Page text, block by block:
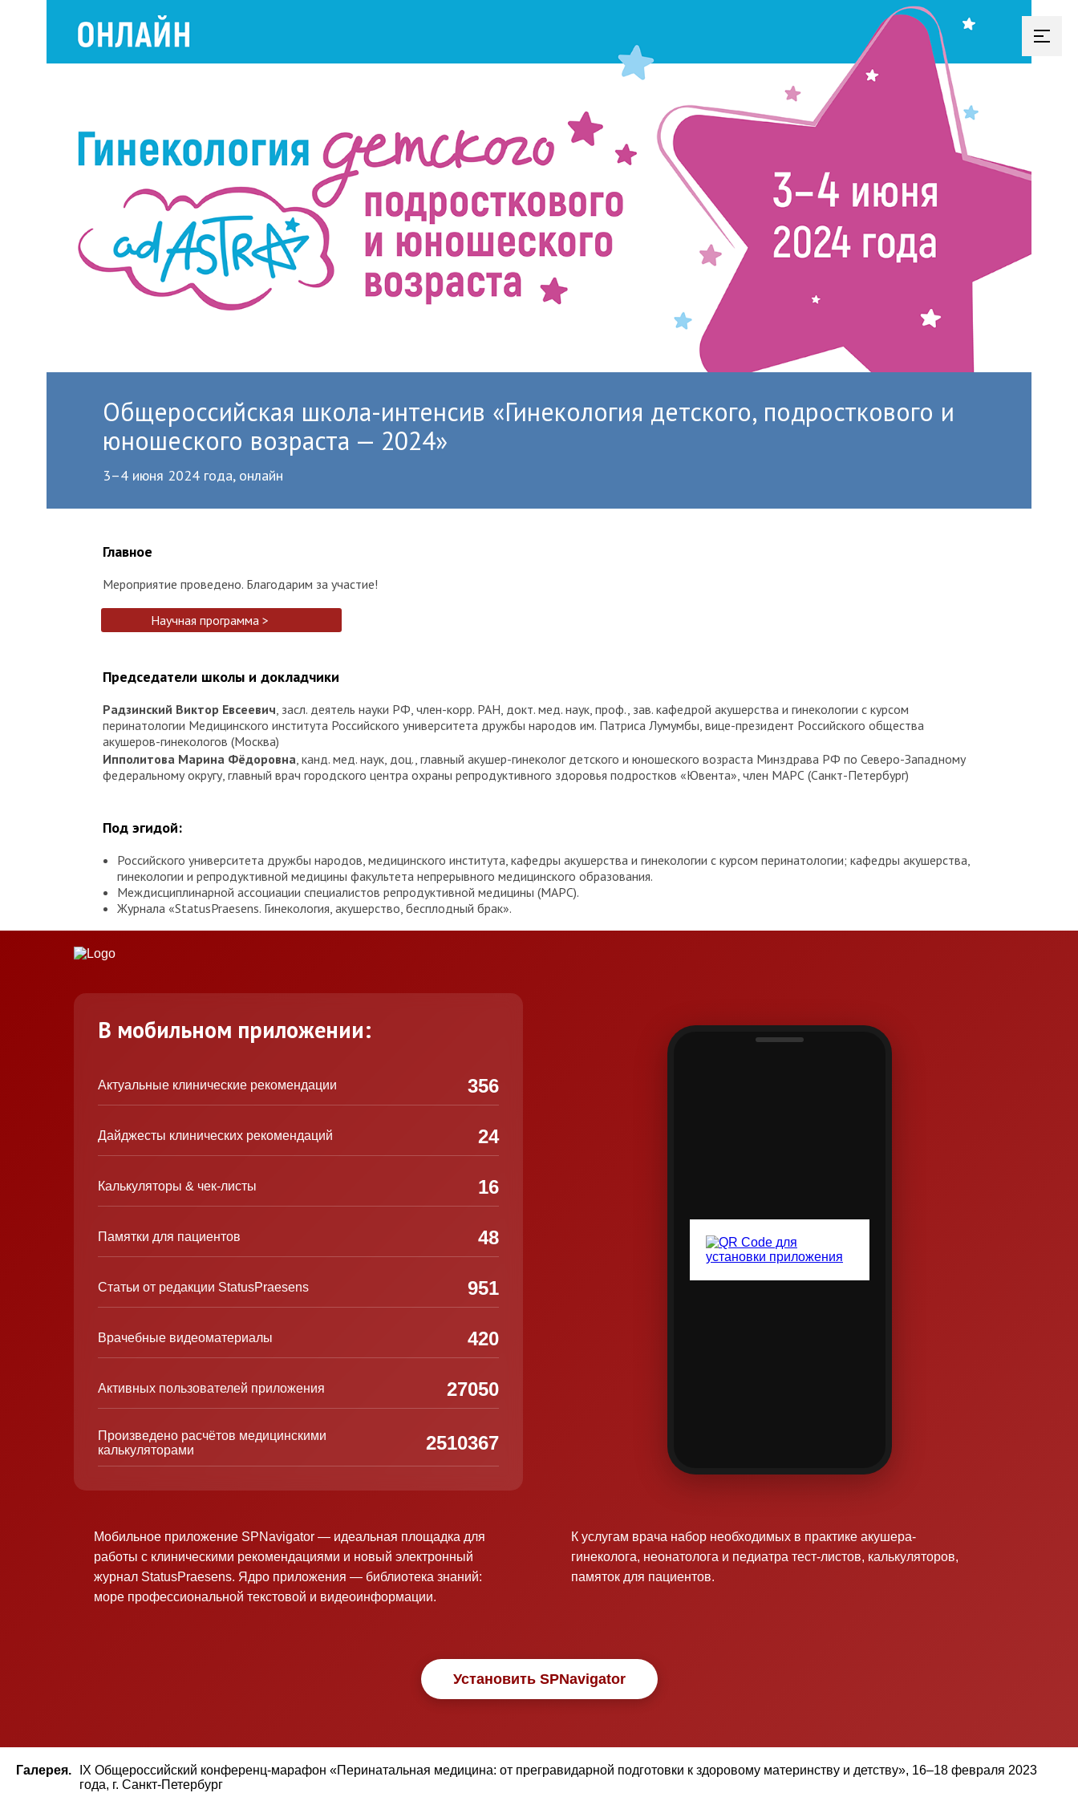
Общероссийская школа-интенсив «Гинекология детского, подросткового и
юношеского возраста — 2024»
3–4 июня 2024 года, онлайн
Главное
Мероприятие проведено. Благодарим за участие!
Научная программа >
Председатели школы и докладчики
Радзинский Виктор Евсеевич , засл. деятель науки РФ, член-корр. РАН, докт. мед. наук, проф., зав. кафедрой акушерства и гинекологии с курсом
перинатологии Медицинского института Российского университета дружбы народов им. Патриса Лумумбы, вице-президент Российского общества
акушеров-гинекологов (Москва)
Ипполитова Марина Фёдоровна , канд. мед. наук, доц., главный акушер-гинеколог детского и юношеского возраста Минздрава РФ по Северо-Западному
федеральному округу, главный врач городского центра охраны репродуктивного здоровья подростков «Ювента», член МАРС (Санкт-Петербург)
Под эгидой:
Российского университета дружбы народов, медицинского института, кафедры акушерства и гинекологии с курсом перинатологии; кафедры акушерства,
гинекологии и репродуктивной медицины факультета непрерывного медицинского образования.
Междисциплинарной ассоциации специалистов репродуктивной медицины (МАРС).
Журнала «StatusPraesens. Гинекология, акушерство, бесплодный брак».
В мобильном приложении:
Актуальные клинические рекомендации 356
Дайджесты клинических рекомендаций 24
Калькуляторы & чек-листы 16
Памятки для пациентов 48
Статьи от редакции StatusPraesens 951
Врачебные видеоматериалы 420
Активных пользователей приложения 27050
Произведено расчётов медицинскими
калькуляторами
2510367
Мобильное приложение SPNavigator — идеальная площадка для
работы с клиническими рекомендациями и новый электронный
журнал StatusPraesens. Ядро приложения — библиотека знаний:
море профессиональной текстовой и видеоинформации.
К услугам врача набор необходимых в практике акушера-
гинеколога, неонатолога и педиатра тест-листов, калькуляторов,
памяток для пациентов.
Установить SPNavigator
Галерея.
IX Общероссийский конференц-марафон «Перинатальная медицина: от прегравидарной подготовки к здоровому материнству и детству», 16–18 февраля 2023
года, г. Санкт-Петербург